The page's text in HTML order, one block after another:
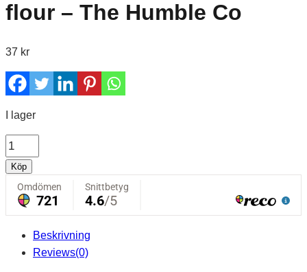
flour – The Humble Co
37 kr
I lager
Tandkräm
Fresh
Mint,
med
flour
Köp
Beskrivning
Reviews(0)